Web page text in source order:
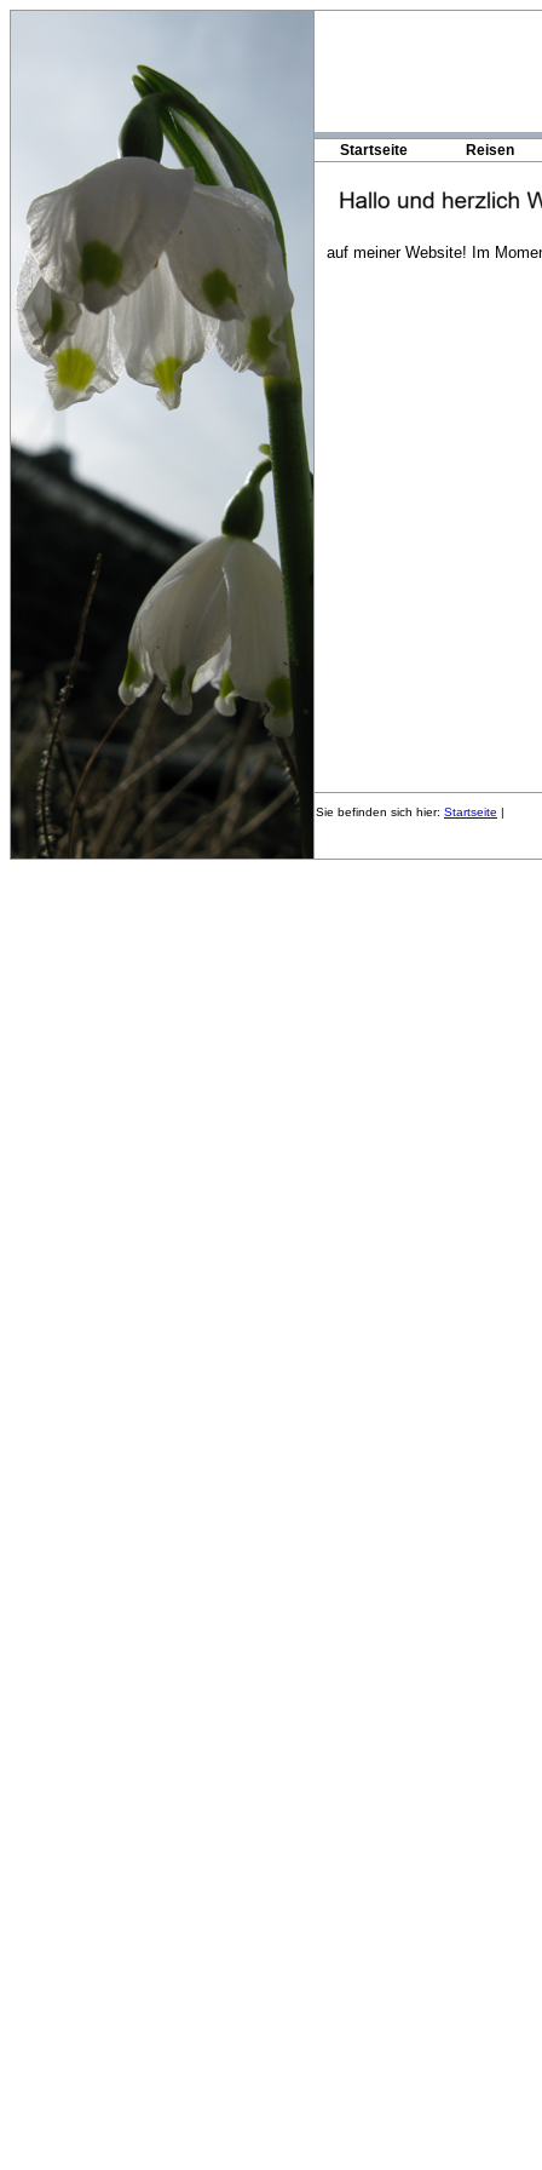
Startseite Reisen
auf meiner Website! Im
Sie befinden sich hier: Startseite |